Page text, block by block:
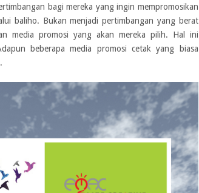
bagi mereka yang ingin mempromosikan
baliho. Bukan menjadi pertimbangan yang berat
media promosi yang akan mereka pilih. Hal ini
beberapa media promosi cetak yang biasa